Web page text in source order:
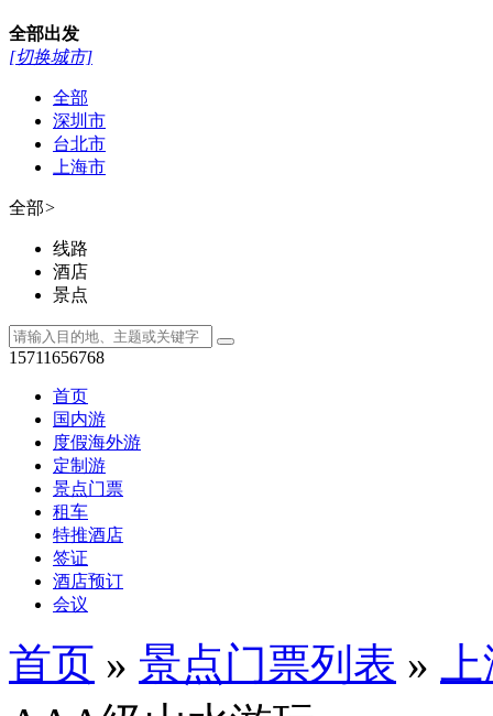
全部出发
[切换城市]
全部
深圳市
台北市
上海市
全部>
线路
酒店
景点
15711656768
首页
国内游
度假海外游
定制游
景点门票
租车
特推酒店
签证
酒店预订
会议
首页 » 景点门票列表 »